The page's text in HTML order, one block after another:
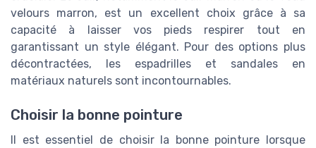
velours marron, est un excellent choix grâce à sa
capacité à laisser vos pieds respirer tout en
garantissant un style élégant. Pour des options plus
décontractées, les espadrilles et sandales en
matériaux naturels sont incontournables.
Choisir la bonne pointure
Il est essentiel de choisir la bonne pointure lorsque